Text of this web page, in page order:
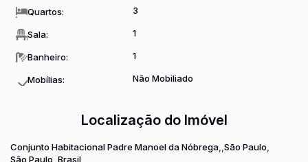
Quartos: 3
Sala: 1
Banheiro: 1
Mobílias: Não Mobiliado
Localização do Imóvel
Conjunto Habitacional Padre Manoel da Nóbrega São Paulo
São Paulo, Brasil